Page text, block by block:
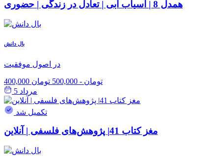
همدل 8 | آسیاب آبی | تعادل در زندگی | حضوری
بال دانش
در اصول موفقیت
400,000 تومان - 500,000 تومان
مرداد 5
تکمیل شد
مغز کتاب 41| پژوهش‌های فلسفی | آنلاین